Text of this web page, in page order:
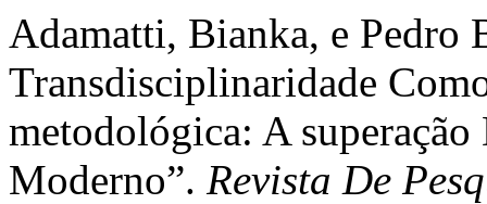
Adamatti, Bianka, e Pedro
Transdisciplinaridade
metodológica: A
Moderno”. Revista De